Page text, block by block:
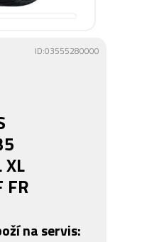
ID:03555280000
FR
na servis: